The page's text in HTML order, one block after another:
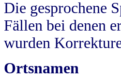
Die gesprochene
Fällen bei denen
wurden
Ortsnamen